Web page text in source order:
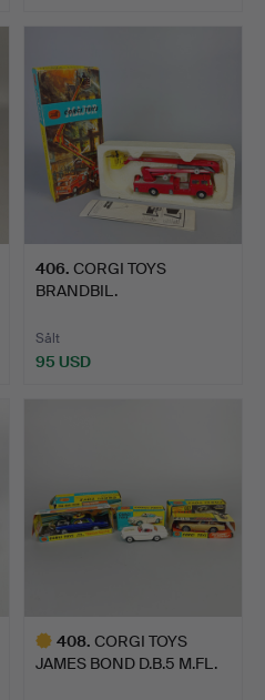
406. CORGI TOYS
BRANDBIL.
Sålt
95 USD
408. CORGI TOYS
JAMES BOND D.B.5 M.FL.